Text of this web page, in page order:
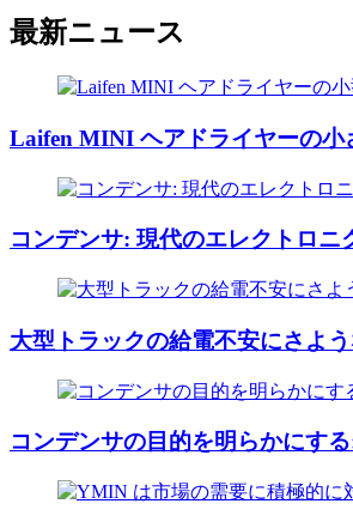
最新ニュース
Laifen MINI ヘアドライヤーの小
コンデンサ: 現代のエレクトロニ
大型トラックの給電不安にさよ
コンデンサの目的を明らかにす